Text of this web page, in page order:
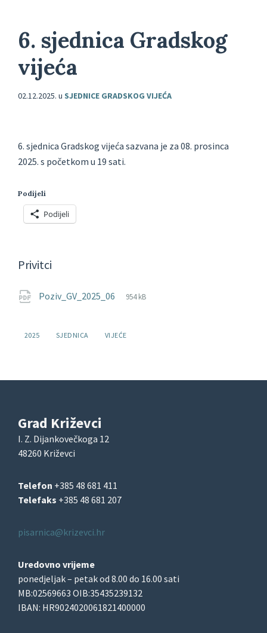
6. sjednica Gradskog
vijeća
02.12.2025. u SJEDNICE GRADSKOG VIJEĆA
6. sjednica Gradskog vijeća sazvana je za 08. prosinca
2025. s početkom u 19 sati.
Podijeli
Podijeli
Privitci
Poziv_GV_2025_06
File
pdf
File
954 kB
Oznake:
2025 SJEDNICA VIJEĆE
Grad Križevci
I. Z. Dijankovečkoga 12
48260 Križevci
Telefon +385 48 681 411
Telefaks +385 48 681 207
pisarnica@krizevci.hr
Uredovno vrijeme
ponedjeljak – petak od 8.00 do 16.00 sati
MB:02569663 OIB:35435239132
IBAN: HR9024020061821400000